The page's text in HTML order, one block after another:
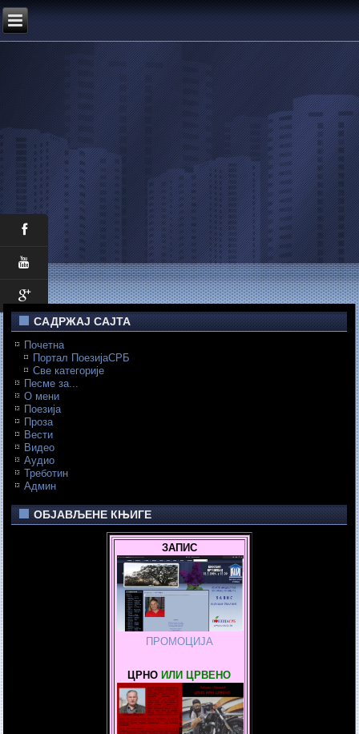
САДРЖАЈ САЈТА
Почетна
Портал ПоезијаСРБ
Све категорије
Песме за...
О мени
Поезија
Проза
Вести
Видео
Аудио
Треботин
Админ
ОБЈАВЉЕНЕ КЊИГЕ
ЗАПИС
ПРОМОЦИЈА
ЦРНО ИЛИ ЦРВЕНО